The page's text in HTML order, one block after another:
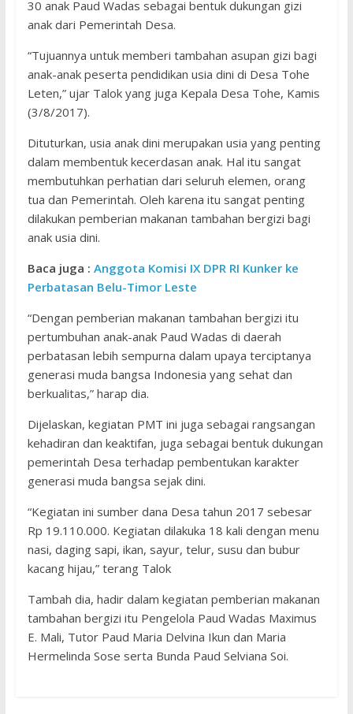
30 anak Paud Wadas sebagai bentuk dukungan gizi
anak dari Pemerintah Desa.
“Tujuannya untuk memberi tambahan asupan gizi bagi
anak-anak peserta pendidikan usia dini di Desa Tohe
Leten,” ujar Talok yang juga Kepala Desa Tohe, Kamis
(3/8/2017).
Dituturkan, usia anak dini merupakan usia yang penting
dalam membentuk kecerdasan anak. Hal itu sangat
membutuhkan perhatian dari seluruh elemen, orang
tua dan Pemerintah. Oleh karena itu sangat penting
dilakukan pemberian makanan tambahan bergizi bagi
anak usia dini.
Baca juga : Anggota Komisi IX DPR RI Kunker ke
Perbatasan Belu-Timor Leste
“Dengan pemberian makanan tambahan bergizi itu
pertumbuhan anak-anak Paud Wadas di daerah
perbatasan lebih sempurna dalam upaya terciptanya
generasi muda bangsa Indonesia yang sehat dan
berkualitas,” harap dia.
Dijelaskan, kegiatan PMT ini juga sebagai rangsangan
kehadiran dan keaktifan, juga sebagai bentuk dukungan
pemerintah Desa terhadap pembentukan karakter
generasi muda bangsa sejak dini.
“Kegiatan ini sumber dana Desa tahun 2017 sebesar
Rp 19.110.000. Kegiatan dilakuka 18 kali dengan menu
nasi, daging sapi, ikan, sayur, telur, susu dan bubur
kacang hijau,” terang Talok
Tambah dia, hadir dalam kegiatan pemberian makanan
tambahan bergizi itu Pengelola Paud Wadas Maximus
E. Mali, Tutor Paud Maria Delvina Ikun dan Maria
Hermelinda Sose serta Bunda Paud Selviana Soi.